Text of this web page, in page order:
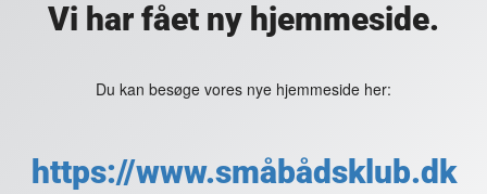
Vi har fået ny hjemmeside.
Du kan besøge vores nye hjemmeside her:
https://www.småbådsklub.dk